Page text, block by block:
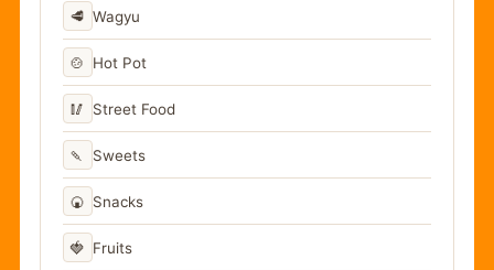
🥩 Wagyu
🍲 Hot Pot
🥢 Street Food
🍡 Sweets
🍘 Snacks
🍓 Fruits